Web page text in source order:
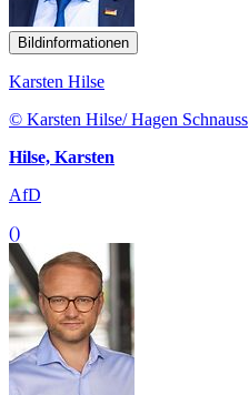
Bildinformationen
Karsten Hilse
© Karsten Hilse/ Hagen Schnauss
Hilse, Karsten
AfD
()